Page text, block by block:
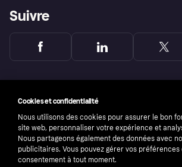
Suivre
Cookies et confidentialité
Nous utilisons des cookies pour assurer le bon
site web, personnaliser votre expérience et
Nous partageons également des données avec
publicitaires. Vous pouvez gérer vos
consentement à tout moment.